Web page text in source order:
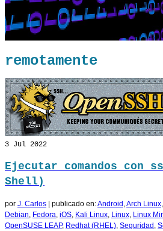
remotamente
3 Jul 2022
Ejecutar comandos con
Shell)
por J. Carlos publicado en:Android ,Arch Linux,
Debian, Fedora, iOS, Kali Linux, Linux, Linux
OpenSUSE LEAP, Redhat (RHEL), Seguridad ,